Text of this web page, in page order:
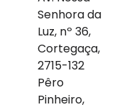
Senhora da
Luz, nº 36,
Cortegaça,
2715-132
Pêro
Pinheiro,